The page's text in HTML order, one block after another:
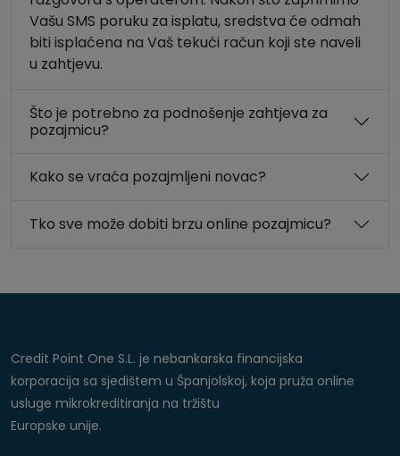
Vašu SMS poruku za isplatu, sredstva će odmah
biti isplaćena na Vaš tekući račun koji ste naveli
u zahtjevu.
Što je potrebno za podnošenje zahtjeva za
pozajmicu?
Kako se vraća pozajmljeni novac?
Tko sve može dobiti brzu online pozajmicu?
Credit Point One S.L. je nebankarska financijska
korporacija sa sjedištem u Španjolskoj, koja pruža online
usluge mikrokreditiranja na tržištu
Europske unije.